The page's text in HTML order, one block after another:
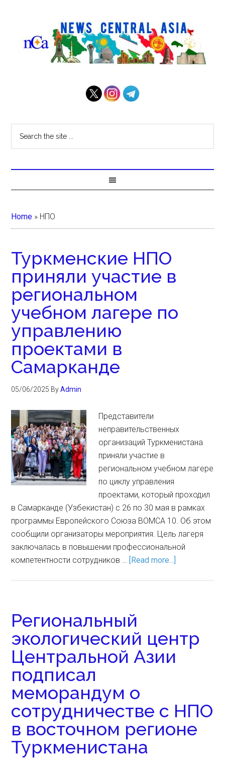
Home » НПО
Туркменские НПО
приняли участие в
региональном
учебном лагере по
управлению
проектами в
Самарканде
05/06/2025 ByAdmin
Представители
неправительственных
организаций Туркменистана
приняли участие в
региональном учебном лагере
по циклу управления
проектами, который проходил
в Самарканде (Узбекистан) с 26 по 30 мая в рамках
программы Европейского Союза BOMCA 10. Об этом
сообщили организаторы мероприятия. Цель лагеря
заключалась в повышении профессиональной
компетентности сотрудников … [Read more...]
Региональный
экологический центр
Центральной Азии
подписал
меморандум о
сотрудничестве с НПО
в восточном регионе
Туркменистана